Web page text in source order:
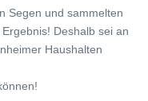
Segen und sammelten
Deshalb sei an
Haushalten